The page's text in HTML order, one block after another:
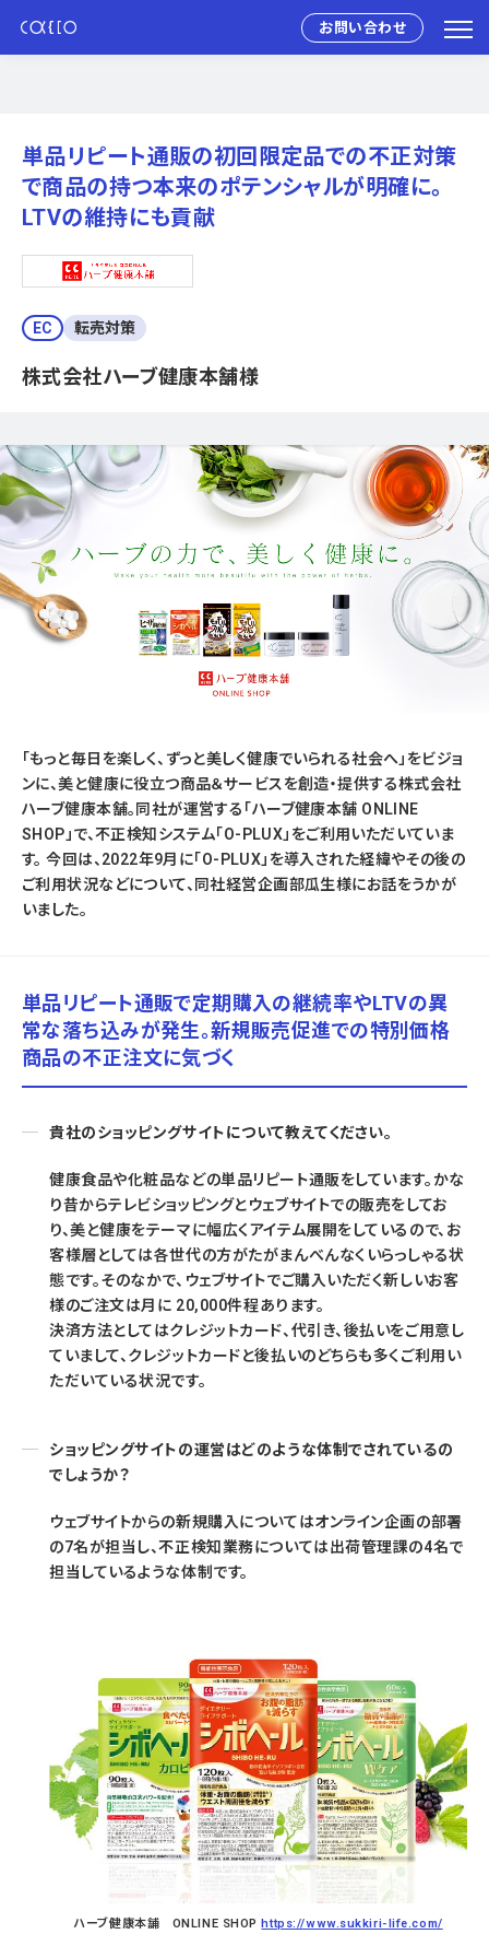
お問い合わせ
単品リピート通販の初回限定品での不正対策
で商品の持つ本来のポテンシャルが明確に。
LTVの維持にも貢献
EC 転売対策
株式会社ハーブ健康本舗様
「もっと毎日を楽しく、ずっと美しく健康でいられる社会へ」をビジョ
ンに、美と健康に役立つ商品＆サービスを創造・提供する株式会社
ハーブ健康本舗。同社が運営する「ハーブ健康本舗 ONLINE
SHOP」で、不正検知システム「O-PLUX」をご利用いただいていま
す。 今回は、2022年9月に「O-PLUX」を導入された経緯やその後の
ご利用状況などについて、同社経営企画部瓜生様にお話をうかが
いました。
単品リピート通販で定期購入の継続率やLTVの異
常な落ち込みが発生。新規販売促進での特別価格
商品の不正注文に気づく
貴社のショッピングサイトについて教えてください。
健康食品や化粧品などの単品リピート通販をしています。かな
り昔からテレビショッピングとウェブサイトでの販売をしてお
り、美と健康をテーマに幅広くアイテム展開をしているので、お
客様層としては各世代の方がたがまんべんなくいらっしゃる状
態です。そのなかで、ウェブサイトでご購入いただく新しいお客
様のご注文は月に 20,000件程あります。
決済方法としてはクレジットカード、代引き、後払いをご用意し
ていまして、クレジットカードと後払いのどちらも多くご利用い
ただいている状況です。
ショッピングサイトの運営はどのような体制でされているの
でしょうか？
ウェブサイトからの新規購入についてはオンライン企画の部署
の7名が担当し、不正検知業務については出荷管理課の4名で
担当しているような体制です。
ハーブ健康本舗 ONLINE SHOPhttps://www.sukkiri-life.com/